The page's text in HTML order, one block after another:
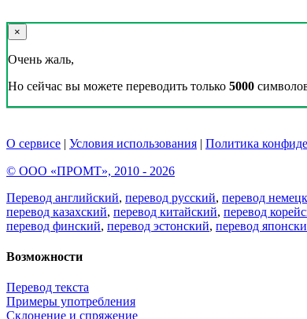
×
Очень жаль,
Но сейчас вы можете переводить только 5000
О сервисе | Условия использования | Политика
© ООО «ПРОМТ», 2010 - 2026
Перевод английский, перевод русский, перевод
перевод казахский, перевод китайский, перевод
перевод финский, перевод эстонский, перевод
Возможности
Перевод текста
Примеры употребления
Склонение и спряжение